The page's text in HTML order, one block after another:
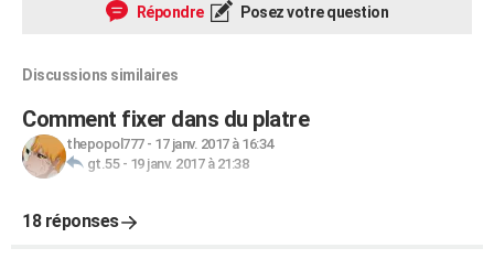
Répondre Posez votre question
Discussions similaires
Comment fixer dans du platre
thepopol777- 17 janv. 2017 à 16:34
gt.55- 19 janv. 2017 à 21:38
18 réponses